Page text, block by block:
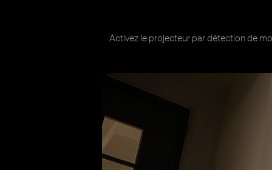
Personnalisez la surveillance et